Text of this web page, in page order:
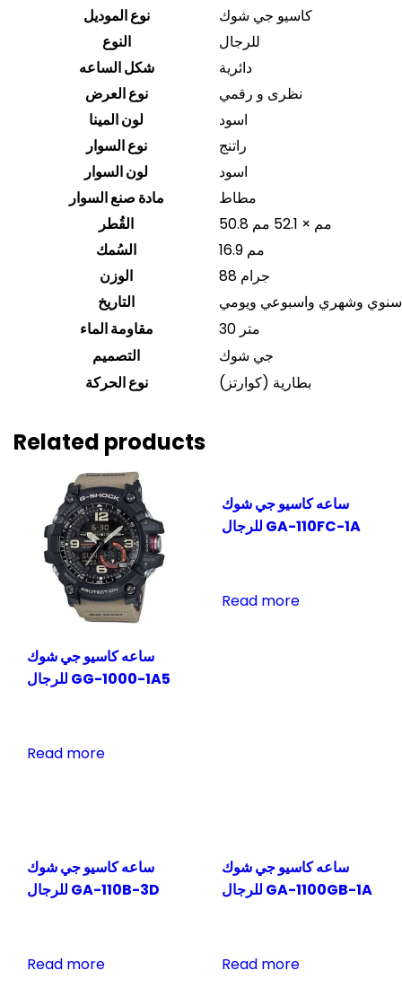
نوع الموديل
كاسيو جي شوك
النوع
للرجال
شكل الساعه
دائرية
نوع العرض
نظرى و رقمي
لون المينا
اسود
نوع السوار
راتنج
لون السوار
اسود
مادة صنع السوار
مطاط
القُطر
50.8 مم × 52.1 مم
السُمك
16.9 مم
الوزن
88 جرام
التاريخ
سنوي وشهري واسبوعي ويومي
مقاومة الماء
30 متر
التصميم
جي شوك
نوع الحركة
بطارية (كوارتز)
Related products
ساعه كاسيو جي شوك
للرجال GG-1000-1A5
Read more
ساعه كاسيو جي شوك
للرجال GA-110FC-1A
Read more
ساعه كاسيو جي شوك
للرجال GA-110B-3D
Read more
ساعه كاسيو جي شوك
للرجال GA-1100GB-1A
Read more